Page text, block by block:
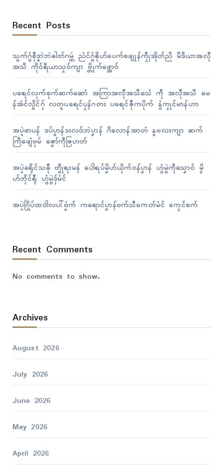
Recent Posts
သွက်ဂွံစဵုဒၞာဲဘဲဓါတ်ဂမ္တဴ ညံၚ်ဂွံၜိုဟ်ပေက်စဖျုန်ကၠဵုအိုတ်ညိ မဳဒဳယာအလဵု
အသဳ ကိုဝ်ရဳယာသၟဝ်ကျာ ဗ္တိုက်ဖ္အောဝ်
ပရေၚ်လုက်စုက်ဆက်ဆောံ အကြာအလဵုအသဳသေံ ကဵု အလဵုအသဳ မေ
န်အံၚ်လှိုၚ်ဂှ် လတူပရေၚ်ပၠန်ဂတး ပရေၚ်ဇီုကပိုက် နွံကၠုၚ်မာန်ဟာ
အပ္ဍဲဖာပန် ဒပ်ပၞာန်ဒးလဝ်ဘဲပၞာန် ဂိလောန်အာတံ နူဗလးကျာ ဆက်
ကြဳဖျေံဗုမ် ဇၞော်ကဵုဇြဟတ်
အပ္ဍဲခရိုၚ်သဓီု တွဵုရးမန် ပေါဲရပ်မၞိဟ်ယိုက်ဝန်ပၞာန် ဟွံမွဲကဵုသၞောဝ် မၞိ
ဟ်ဘိုၚ်ရီု ဟွံမွဲဒှ်မံၚ်
အပ္ဍဲဂြိုပ်ထဝါဲလပါ်ဗၟံက် ကရောၚ်ပၞာန်ဗက်သီကေတ်မံၚ် ကၠေၚ်စက်
Recent Comments
No comments to show.
Archives
August 2026
July 2026
June 2026
May 2026
April 2026